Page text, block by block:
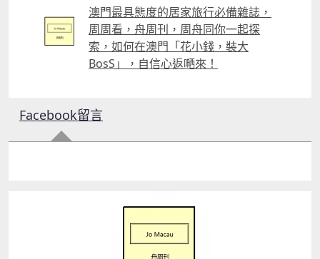
澳門最具態度的居家旅行必備雜誌，
周周看，舟周刊，周舟同你一起探
索，如何在澳門「花小錢，裝大
BosS」，自信心返嗮來！
Facebook留言